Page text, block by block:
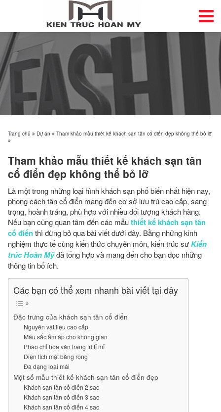
Trang chủ Dự án Tham khảo mẫu thiết kế khách sạn tân cổ điển đẹp không thể bỏ lỡ
Tham khảo mẫu thiết kế khách sạn tân
cổ điển đẹp không thể bỏ lỡ
Là một trong những loại hình khách sạn phổ biến nhất hiện nay,
phong cách tân cổ điển mang đến cơ sở lưu trú cao cấp, sang
trọng, hoành tráng, phù hợp với nhiều đối tượng khách hàng.
Nếu bạn cũng quan tâm đến các mẫuthiết kế khách sạn tân
cổ điểnthì đừng bỏ qua bài viết dưới đây. Bằng những kinh
nghiệm thực tế cùng kiến thức chuyên môn, kiến trúc sưKiến
trúc Hoàn Mỹđã tổng hợp và mang đến cho bạn đọc những
thông tin bổ ích.
Các bạn có thể xem nhanh bài viết tại đây
Đặc trưng của khách sạn tân cổ điển
Nguyên vật liệu cao cấp
Màu sắc ấm áp cho không gian
Phào chỉ hoa văn trang trí tỉ mỉ
Diện tích mặt bằng rộng
Đa dạng loại mái
Một số mẫu thiết kế khách sạn tân cổ điển đẹp
Khách sạn tân cổ điển 2 sao
Khách sạn tân cổ điển 3 sao
Khách sạn tân cổ điển 4 sao